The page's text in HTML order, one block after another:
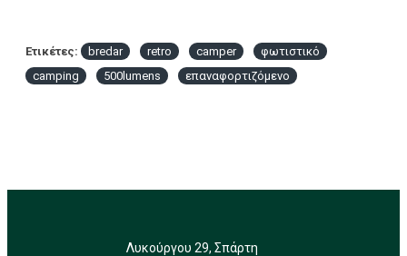
Ετικέτες: bredar retro camper
φωτιστικό
camping
500lumens επαναφορτιζόμενο
Λυκούργου 29, Σπάρτη